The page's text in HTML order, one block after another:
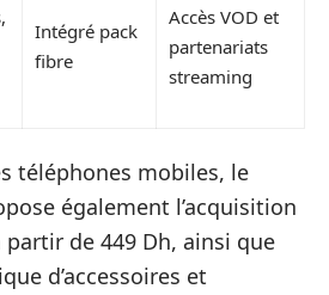
Intégré pack
fibre
Accès VOD et
partenariats
streaming
téléphones mobiles, le
également l’acquisition
de 449 Dh, ainsi que
d’accessoires et